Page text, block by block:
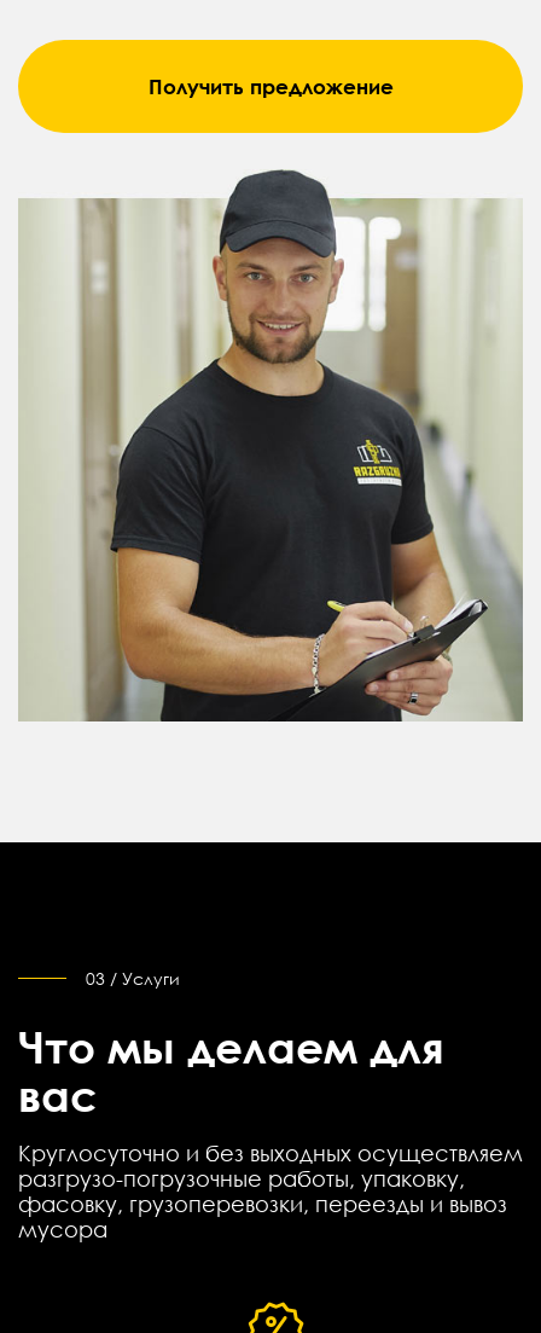
Получить предложение
03 / Услуги
Что мы делаем для
вас
Круглосуточно и без выходных осуществляем
разгрузо-погрузочные работы, упаковку,
фасовку, грузоперевозки, переезды и вывоз
мусора